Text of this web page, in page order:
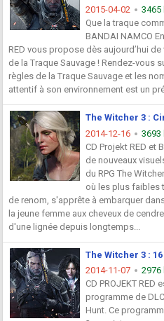
2015-04-02
3465
Que la traque
BANDAI NAMCO
RED vous propose dès aujourd’hui
de la Traque Sauvage ! Rendez-vous
règles de la Traque Sauvage et les
attentif à son environnement est un
The Witcher 3 :
2014-12-16
3693
CD Projekt RED et
de nouveaux
du RPG The
où les plus faibles
de renom, s'apprête à embarquer
la jeune femme aux cheveux de
d'une lignée depuis longtemps...
The Witcher 3 :
2014-11-07
2976
CD PROJEKT
programme de
Hunt. Ce